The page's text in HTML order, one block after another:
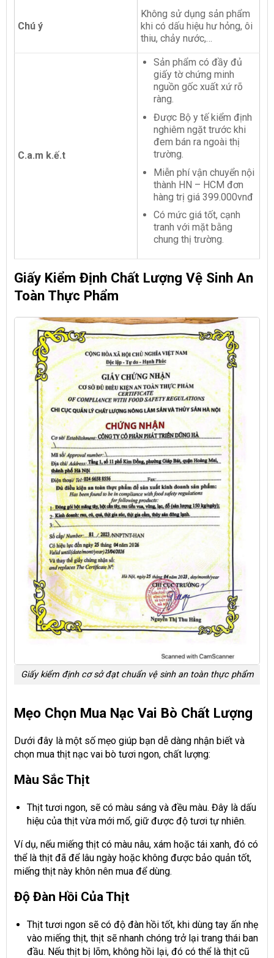
Chú ý
Không sử dụng sản phẩm
khi có dấu hiệu hư hỏng, ôi
thiu, chảy nước,…
C.a.m k.ế.t
Sản phẩm có đầy đủ
giấy tờ chứng minh
nguồn gốc xuất xứ rõ
ràng.
Được Bộ y tế kiểm định
nghiêm ngặt trước khi
đem bán ra ngoài thị
trường.
Miễn phí vận chuyển nội
thành HN – HCM đơn
hàng trị giá 399.000vnđ
Có mức giá tốt, cạnh
tranh với mặt bằng
chung thị trường.
Giấy Kiểm Định Chất Lượng Vệ Sinh An
Toàn Thực Phẩm
Giấy kiểm định cơ sở đạt chuẩn vệ sinh an toàn thực phẩm
Mẹo Chọn Mua Nạc Vai Bò Chất Lượng
Dưới đây là một số mẹo giúp bạn dễ dàng nhận biết và
chọn mua thịt nạc vai bò tươi ngon, chất lượng:
Màu Sắc Thịt
Thịt tươi ngon, sẽ có màu sáng và đều màu. Đây là dấu
hiệu của thịt vừa mới mổ, giữ được độ tươi tự nhiên.
Ví dụ, nếu miếng thịt có màu nâu, xám hoặc tái xanh, đó có
thể là thịt đã để lâu ngày hoặc không được bảo quản tốt,
miếng thịt này khôn nên mua để dùng.
Độ Đàn Hồi Của Thịt
Thịt tươi ngon sẽ có độ đàn hồi tốt, khi dùng tay ấn nhẹ
vào miếng thịt, thịt sẽ nhanh chóng trở lại trang thái ban
đầu. Nếu thịt bị lõm, không hồi lại, đó có thể là thịt cũ